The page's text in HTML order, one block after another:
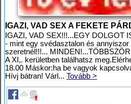
IGAZI, VAD SEX A FEKETE
IGAZI, VAD SEX!!!...EGY DOLGOT
- mint egy svédasztalon és
szeretnél!!!...
A XI,. kerületben találhatsz
18.00 Máskor:ha be vagyok
Hívj bátran! Várl... Tovább >